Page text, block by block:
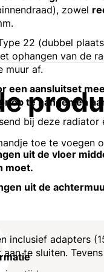
zowel
22 (dubbel
ophangen van de
muur af.
een aansluitset
op te hangen en
bij deze radiator
uit de vloer
moet.
uit de
inclusief adapters
te sluiten.
toe te voegen